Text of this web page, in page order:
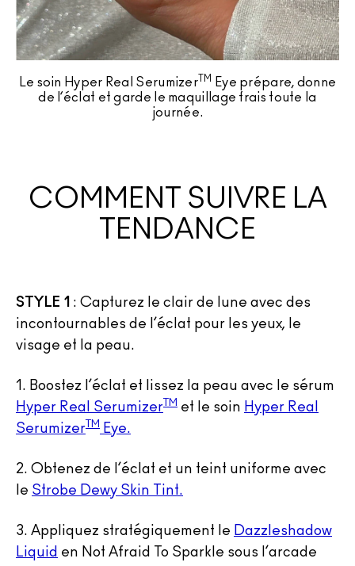
Le soin Hyper Real Serumizer TM
Eye prépare, donne
de l’éclat et garde le maquillage frais toute la
journée.
COMMENT SUIVRE LA
TENDANCE
STYLE 1 : Capturez le clair de lune avec des
incontournables de l’éclat pour les yeux, le
visage et la peau.
1. Boostez l’éclat et lissez la peau avec le sérum
Hyper Real SerumizerTM et le soin Hyper Real
SerumizerTM Eye.
2. Obtenez de l’éclat et un teint uniforme avec
le Strobe Dewy Skin Tint.
3. Appliquez stratégiquement le Dazzleshadow
Liquid en Not Afraid To Sparkle sous l’arcade